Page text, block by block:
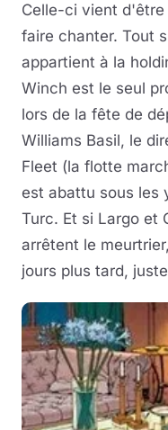
Celle-ci vient
faire chanter. Tout
appartient à la
Winch est le seul
lors de la fête de
Williams Basil, le
Fleet (la flotte
est abattu sous les
Turc. Et si Largo et
arrêtent le
jours plus tard,